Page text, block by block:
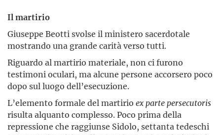
Il martirio
Giuseppe Beotti svolse il ministero sacerdotale
mostrando una grande carità verso tutti.
Riguardo al martirio materiale, non ci furono
testimoni oculari, ma alcune persone accorsero poco
dopo sul luogo dell’esecuzione.
L’elemento formale del martirio ex parte persecutoris
risulta alquanto complesso. Poco prima della
repressione che raggiunse Sidolo, settanta tedeschi